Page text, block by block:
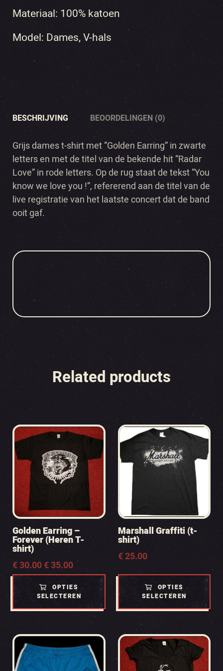
Materiaal: 100% katoen
Model: Dames, V-hals
BESCHRIJVING BEOORDELINGEN (0)
Grijs dames t-shirt met “Golden Earring” in zwarte
letters en met de titel van de bekende hit “Radar
Love” in rode letters. Op de rug staat de tekst “You
know we love you !”, refererend aan de titel van de
live registratie van het laatste concert dat de band
ooit gaf.
Related products
Golden Earring –
Forever (Heren T-
shirt)
€30.00-€35.00
Prijsklasse:
€ 30.00
€ 35.00
OPTIES
SELECTEREN
Marshall Graffiti (t-
shirt)
€25.00
OPTIES
SELECTEREN